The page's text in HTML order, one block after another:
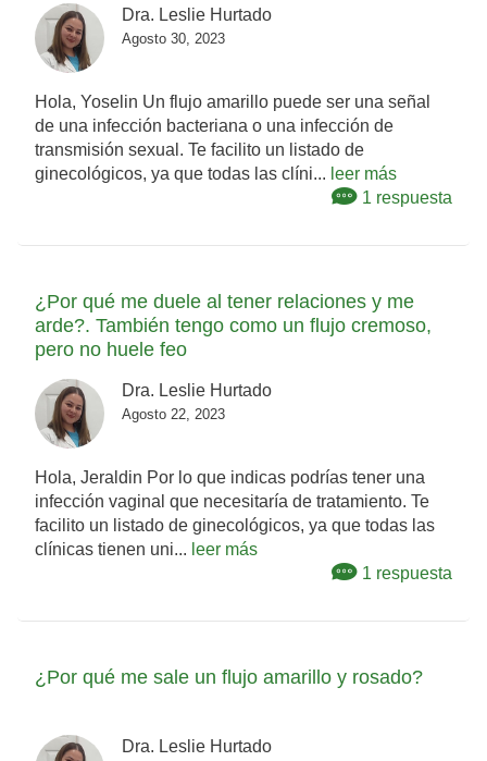
Dra. Leslie Hurtado
Agosto 30, 2023
Hola, Yoselin Un flujo amarillo puede ser una señal
de una infección bacteriana o una infección de
transmisión sexual. Te facilito un listado de
ginecológicos, ya que todas las clíni... leer más
1 respuesta
¿Por qué me duele al tener relaciones y me
arde?. También tengo como un flujo cremoso,
pero no huele feo
Dra. Leslie Hurtado
Agosto 22, 2023
Hola, Jeraldin Por lo que indicas podrías tener una
infección vaginal que necesitaría de tratamiento. Te
facilito un listado de ginecológicos, ya que todas las
clínicas tienen uni... leer más
1 respuesta
¿Por qué me sale un flujo amarillo y rosado?
Dra. Leslie Hurtado